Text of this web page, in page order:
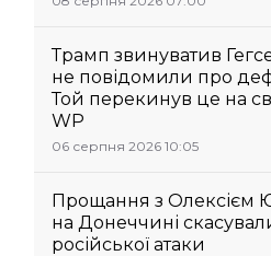
Трамп звинуватив
не повідомили про
Той перекинув це на
WP
06 серпня 2026 10:05
Прощання з Олексієм
на Донеччині
російської атаки